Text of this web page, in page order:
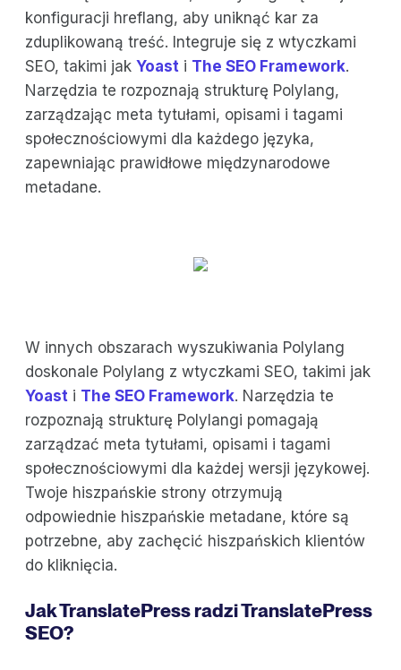
konfiguracji hreflang, aby uniknąć kar za
zduplikowaną treść. Integruje się z wtyczkami
SEO, takimi jak Yoast i The SEO Framework.
Narzędzia te rozpoznają strukturę Polylang,
zarządzając meta tytułami, opisami i tagami
społecznościowymi dla każdego języka,
zapewniając prawidłowe międzynarodowe
metadane.
W innych obszarach wyszukiwania Polylang
doskonale Polylang z wtyczkami SEO, takimi jak
Yoast i The SEO Framework. Narzędzia te
rozpoznają strukturę Polylangi pomagają
zarządzać meta tytułami, opisami i tagami
społecznościowymi dla każdej wersji językowej.
Twoje hiszpańskie strony otrzymują
odpowiednie hiszpańskie metadane, które są
potrzebne, aby zachęcić hiszpańskich klientów
do kliknięcia.
Jak TranslatePress radzi TranslatePress
SEO?